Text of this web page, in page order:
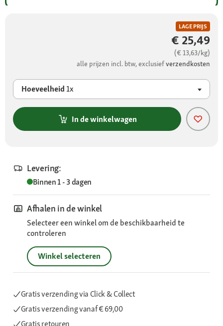
LAGE PRIJS
€ 25,49
(€ 13,63/kg)
alle prijzen incl. btw, exclusiefverzendkosten
Hoeveelheid 1x
In de winkelwagen
Levering:
Binnen 1 - 3 dagen
Afhalen in de winkel
Selecteer een winkel om de beschikbaarheid te
controleren
Winkel selecteren
Gratis verzending via Click & Collect
Gratis verzendingvanaf € 69,00